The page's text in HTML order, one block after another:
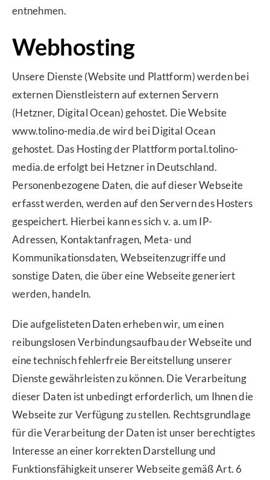
entnehmen.
Webhosting
Unsere Dienste (Website und Plattform) werden bei
externen Dienstleistern auf externen Servern
(Hetzner, Digital Ocean) gehostet. Die Website
www.tolino-media.de wird bei Digital Ocean
gehostet. Das Hosting der Plattform portal.tolino-
media.de erfolgt bei Hetzner in Deutschland.
Personenbezogene Daten, die auf dieser Webseite
erfasst werden, werden auf den Servern des Hosters
gespeichert. Hierbei kann es sich v. a. um IP-
Adressen, Kontaktanfragen, Meta- und
Kommunikationsdaten, Webseitenzugriffe und
sonstige Daten, die über eine Webseite generiert
werden, handeln.
Die aufgelisteten Daten erheben wir, um einen
reibungslosen Verbindungsaufbau der Webseite und
eine technisch fehlerfreie Bereitstellung unserer
Dienste gewährleisten zu können. Die Verarbeitung
dieser Daten ist unbedingt erforderlich, um Ihnen die
Webseite zur Verfügung zu stellen. Rechtsgrundlage
für die Verarbeitung der Daten ist unser berechtigtes
Interesse an einer korrekten Darstellung und
Funktionsfähigkeit unserer Webseite gemäß Art. 6